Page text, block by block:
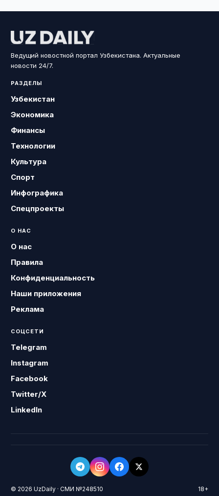
Ведущий новостной портал Узбекистана. Актуальные
новости 24/7.
РАЗДЕЛЫ
Узбекистан
Экономика
Финансы
Технологии
Культура
Спорт
Инфографика
Спецпроекты
О НАС
О нас
Правила
Конфиденциальность
Наши приложения
Реклама
СОЦСЕТИ
Telegram
Instagram
Facebook
Twitter/X
LinkedIn
© 2026 UzDaily · СМИ №248510 18+